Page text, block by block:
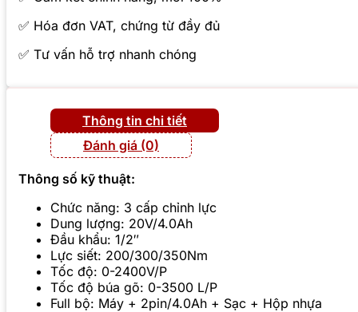
✅ Hóa đơn VAT, chứng từ đầy đủ
✅ Tư vấn hỗ trợ nhanh chóng
Thông tin chi tiết
Đánh giá (0)
Thông số kỹ thuật:
Chức năng: 3 cấp chỉnh lực
Dung lượng: 20V/4.0Ah
Đầu khẩu: 1/2″
Lực siết: 200/300/350Nm
Tốc độ: 0-2400V/P
Tốc độ búa gõ: 0-3500 L/P
Full bộ: Máy + 2pin/4.0Ah + Sạc + Hộp nhựa